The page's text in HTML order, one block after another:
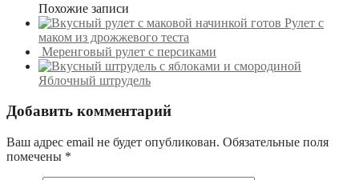
Похожие записи
Рулет с
маком из дрожжевого теста
Меренговый рулет с персиками
Яблочный штрудель
Добавить комментарий
Ваш адрес email не будет опубликован. Обязательные поля
помечены *